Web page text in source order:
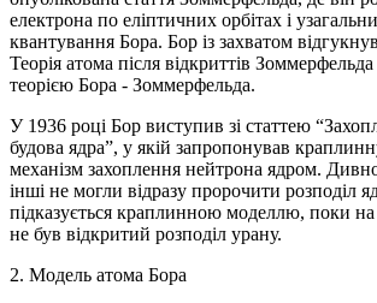
електрона по еліптичних орбітах і
квантування Бора. Бор із захватом
Теорія атома після відкриттів
теорією Бора - Зоммерфельда.
У 1936 році Бор виступив зі статтею
будова ядра”, у якій запропонував
механізм захоплення нейтрона ядром.
інші не могли відразу пророчити розподіл
підказується краплинною моделлю, поки
не був відкритий розподіл урану.
2. Модель атома Бора